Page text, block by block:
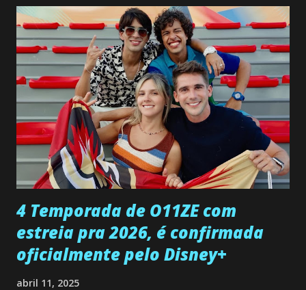
confessa a Gabriel que ele demonstrou ser o tipo de
pessoa que ela tanto desejou durante toda a vida. Camila
entra no quarto de Gabriel e imagina como seria o
encontro deles, quando conseguir seduzi-lo. Manuel avisa a
Paula sobre a suposta infidelidade de Gabriel com Joana.
Rogerio consegue se livrar de todas as suspeitas pelo
desaparecimento de Francisco, apontando que ele poderia
ter sido vítima da fúria de Gabriel. Artur informa a Gabriel
que a clínica inseminou por engano outra paciente, que está
...
4 Temporada de O11ZE com
estreia pra 2026, é confirmada
oficialmente pelo Disney+
abril 11, 2025